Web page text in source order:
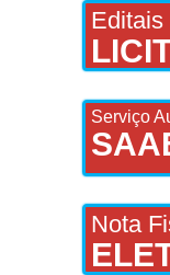
Editais
Serviço
Nota